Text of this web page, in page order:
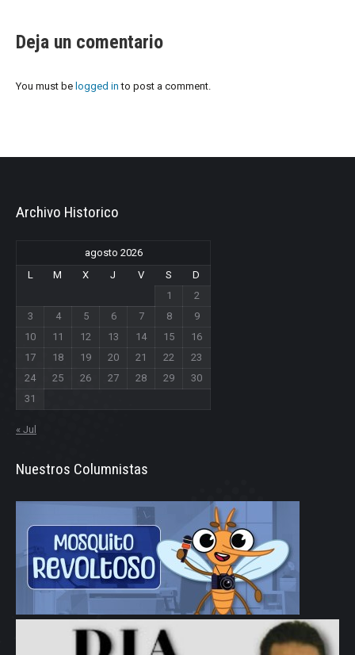
Deja un comentario
You must be logged in to post a comment.
Archivo Historico
agosto 2026
L
M X J V S
D
1
2
3
4 5 6 7 8
9
10
11 12 13 14 15
16
17
18 19 20 21 22
23
24
25 26 27 28 29
30
31
« Jul
Nuestros Columnistas